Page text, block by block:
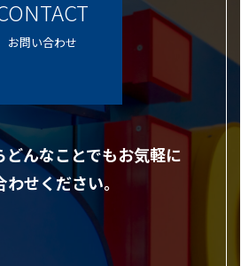
お問い合わせ
んなことでもお気軽に
せください。